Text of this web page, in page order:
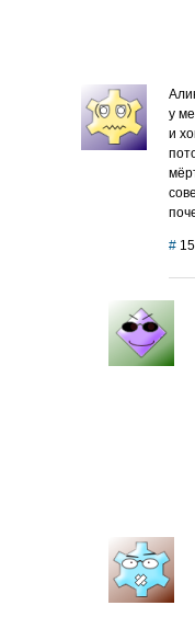
у
и
#